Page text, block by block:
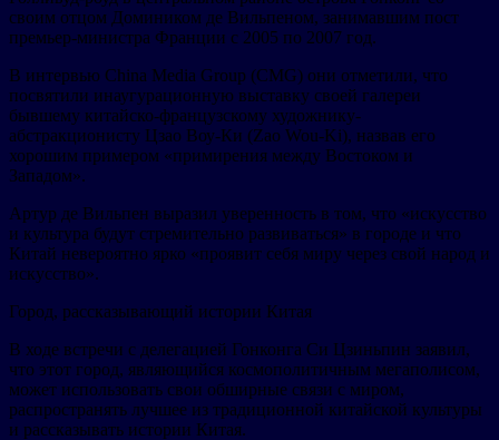
своим отцом Домиником де Вильпеном, занимавшим пост
премьер-министра Франции с 2005 по 2007 год.
В интервью China Media Group (CMG) они отметили, что
посвятили инаугурационную выставку своей галереи
бывшему китайско-французскому художнику-
абстракционисту Цзао Воу-Ки (Zao Wou-Ki), назвав его
хорошим примером «примирения между Востоком и
Западом».
Артур де Вильпен выразил уверенность в том, что «искусство
и культура будут стремительно развиваться» в городе и что
Китай невероятно ярко «проявит себя миру через свой народ и
искусство».
Город, рассказывающий истории Китая
В ходе встречи с делегацией Гонконга Си Цзиньпин заявил,
что этот город, являющийся космополитичным мегаполисом,
может использовать свои обширные связи с миром,
распространять лучшее из традиционной китайской культуры
и рассказывать истории Китая.